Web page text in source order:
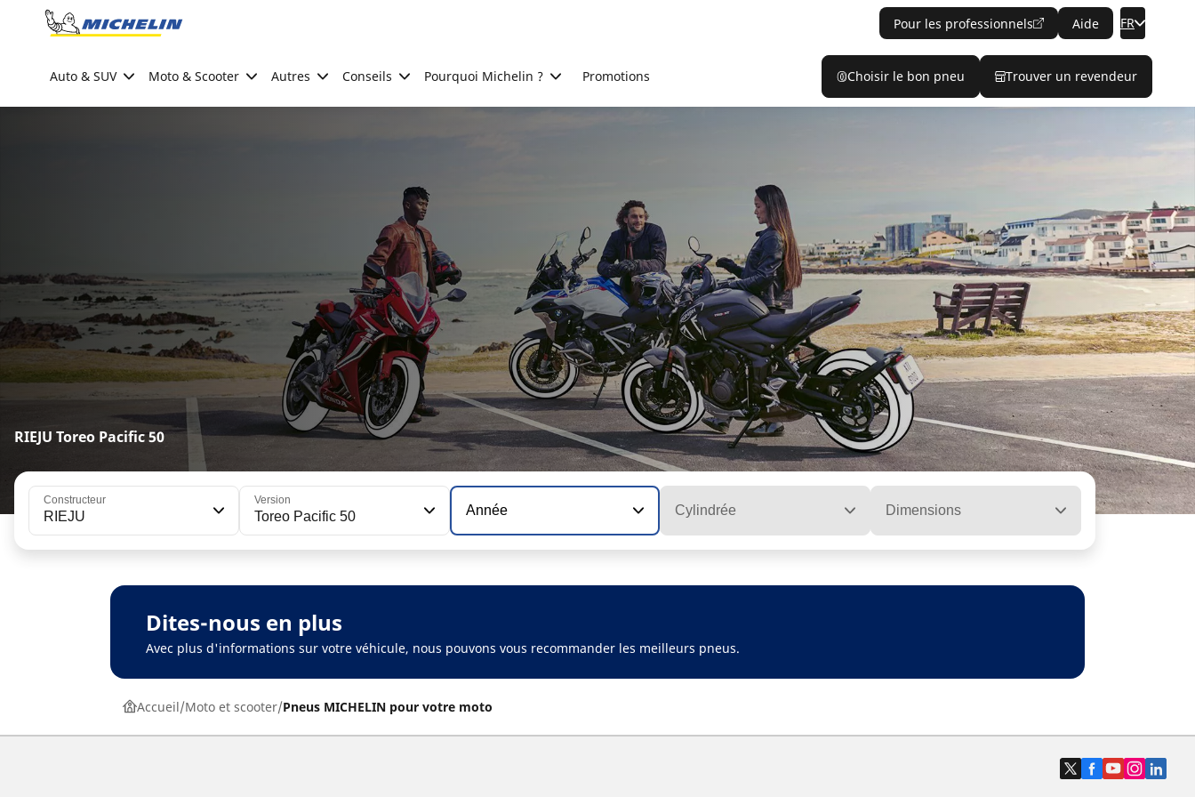
Go to page content
Pour les professionnels Aide FR
Auto & SUV Moto & Scooter Autres Conseils Pourquoi Michelin ? Promotions Choisir le bon pneu Trouver un revendeur
RIEJU Toreo Pacific 50
Constructeur
RIEJU
Version
Toreo Pacific 50 Année Cylindrée Dimensions
Dites-nous en plus
Avec plus d'informations sur votre véhicule, nous pouvons vous recommander les meilleurs pneus.
Accueil Moto et scooter Pneus MICHELIN pour votre moto